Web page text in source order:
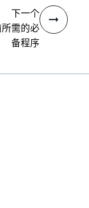
下一个
需的必
备程序